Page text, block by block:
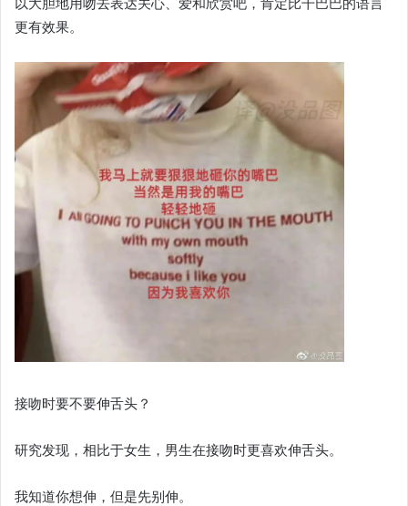
更有效果。
接吻时要不要伸舌头？
研究发现，相比于女生，男生在接吻时更喜欢伸舌头。
我知道你想伸，但是先别伸。